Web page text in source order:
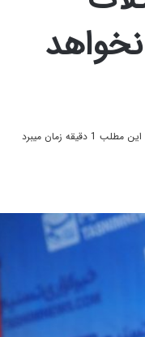
1 دقیقه زمان میبرد